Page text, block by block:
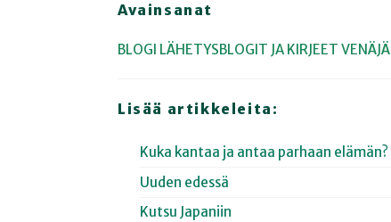
Avainsanat
BLOGI LÄHETYSBLOGIT JA KIRJEET VENÄJÄ
Lisää artikkeleita:
Kuka kantaa ja antaa parhaan elämän?
Uuden edessä
Kutsu Japaniin